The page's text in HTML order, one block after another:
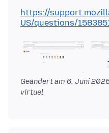
https://
US/questions/
Geändert am 6. Juni
virtuel